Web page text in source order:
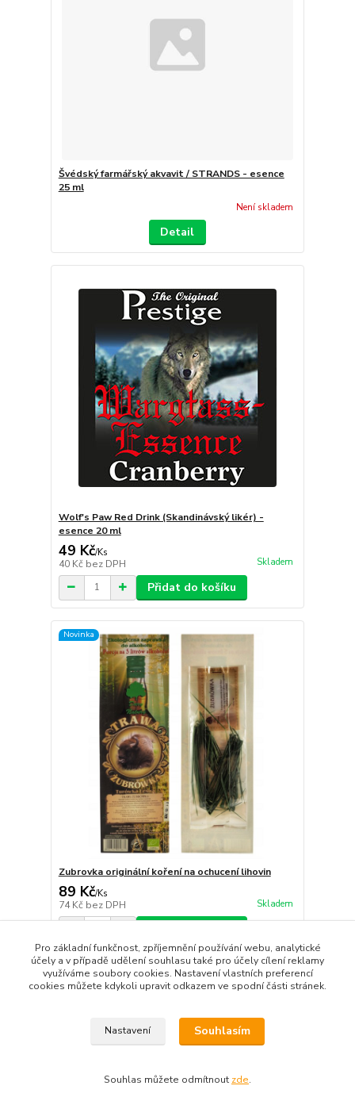
Švédský farmářský akvavit / STRANDS - esence
25 ml
Není skladem
Detail
Wolf's Paw Red Drink (Skandinávský likér) -
esence 20 ml
49 Kč/Ks
40 Kč bez DPH Skladem
Přidat do košíku
Novinka
Zubrovka originální koření na ochucení lihovin
89 Kč/Ks
74 Kč bez DPH Skladem
strana
Pro základní funkčnost, zpříjemnění používání webu, analytické
účely a v případě udělení souhlasu také pro účely cílení reklamy
využíváme soubory cookies. Nastavení vlastních preferencí
cookies můžete kdykoli upravit odkazem ve spodní části stránek.
Nastavení Souhlasím
Souhlas můžete odmítnout zde.